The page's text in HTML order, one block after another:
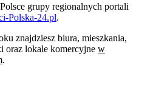
grupy regionalnych portali
Polska-24.pl.
znajdziesz biura, mieszkania,
oraz lokale komercyjne w
.